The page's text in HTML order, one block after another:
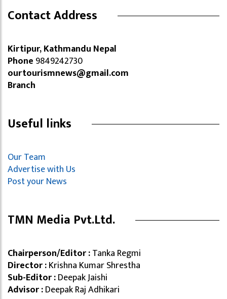
Contact Address
Kirtipur, Kathmandu Nepal
Phone 9849242730
ourtourismnews@gmail.com
Branch
Useful links
Our Team
Advertise with Us
Post your News
TMN Media Pvt.Ltd.
Chairperson/Editor :Tanka Regmi
Director :Krishna Kumar Shrestha
Sub-Editor :Deepak Jaishi
Advisor :Deepak Raj Adhikari